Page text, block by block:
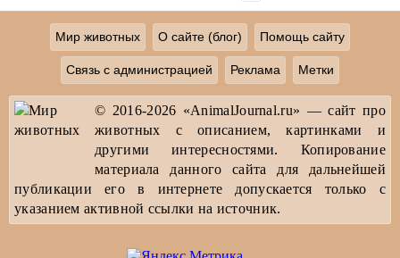
Мир животных О сайте (блог) Помощь сайту
Связь с администрацией Реклама Метки
© 2016-2026 «AnimalJournal.ru» — сайт про
животных с описанием, картинками и
другими интересностями. Копирование
материала данного сайта для дальнейшей
публикации его в интернете допускается только с
указанием активной ссылки на источник.